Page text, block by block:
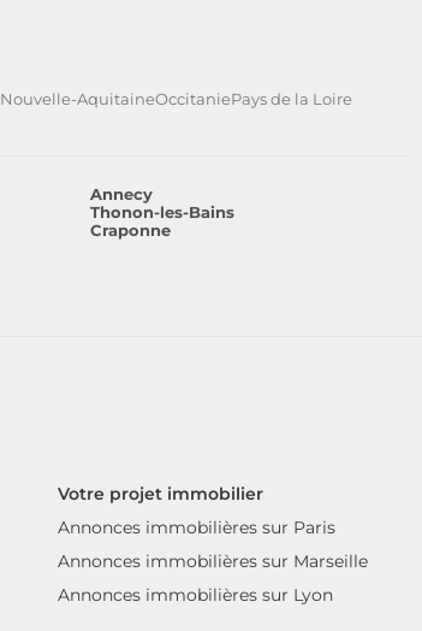
Nouvelle-AquitaineOccitaniePays de la Loire
Annecy
Thonon-les-Bains
Craponne
Votre projet immobilier
Annonces immobilières sur Paris
Annonces immobilières sur Marseille
Annonces immobilières sur Lyon